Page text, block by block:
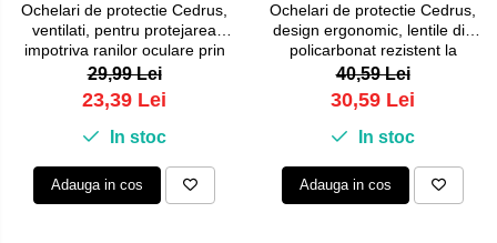
Ochelari de protectie Cedrus,
ventilati, pentru protejarea
impotriva ranilor oculare prin
impact mecanic, picaturi,
stropi de lichid, lentile din
policarbonat rezistent la
impact, Transparent, SG232
29,99 Lei
23,39 Lei
In stoc
Adauga in cos
Ochelari de protectie Cedrus,
design ergonomic, lentile din
policarbonat rezistent la
impact, acoperire anti-
zgarieturi, suprafata anti-
aburire, Galben, SG2612
40,59 Lei
30,59 Lei
In stoc
Adauga in cos